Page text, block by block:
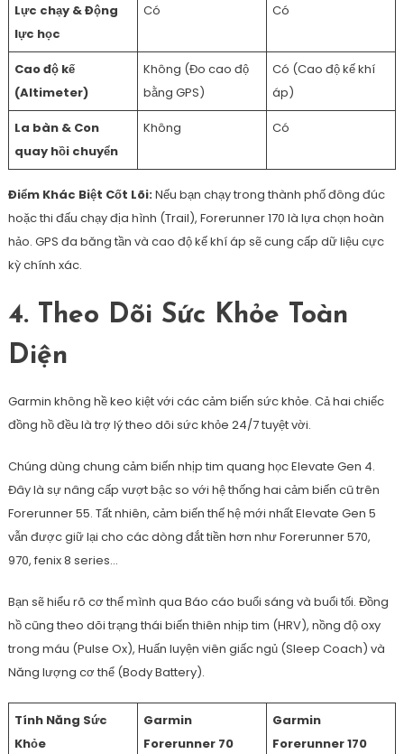
Lực chạy & Động
lực học
Có Có
Cao độ kế
(Altimeter)
Không (Đo cao độ
bằng GPS)
Có (Cao độ kế khí
áp)
La bàn & Con
quay hồi chuyển
Không Có
Điểm Khác Biệt Cốt Lõi:Nếu bạn chạy trong thành phố đông đúc
hoặc thi đấu chạy địa hình (Trail), Forerunner 170 là lựa chọn hoàn
hảo. GPS đa băng tần và cao độ kế khí áp sẽ cung cấp dữ liệu cực
kỳ chính xác.
4. Theo Dõi Sức Khỏe Toàn
Diện
Garmin không hề keo kiệt với các cảm biến sức khỏe. Cả hai chiếc
đồng hồ đều là trợ lý theo dõi sức khỏe 24/7 tuyệt vời.
Chúng dùng chung cảm biến nhịp tim quang học Elevate Gen 4.
Đây là sự nâng cấp vượt bậc so với hệ thống hai cảm biến cũ trên
Forerunner 55. Tất nhiên, cảm biến thế hệ mới nhất Elevate Gen 5
vẫn được giữ lại cho các dòng đắt tiền hơn như Forerunner 570,
970, fenix 8 series…
Bạn sẽ hiểu rõ cơ thể mình qua Báo cáo buổi sáng và buổi tối. Đồng
hồ cũng theo dõi trạng thái biến thiên nhịp tim (HRV), nồng độ oxy
trong máu (Pulse Ox), Huấn luyện viên giấc ngủ (Sleep Coach) và
Năng lượng cơ thể (Body Battery).
Tính Năng Sức
Khỏe
Garmin
Forerunner 70
Garmin
Forerunner 170